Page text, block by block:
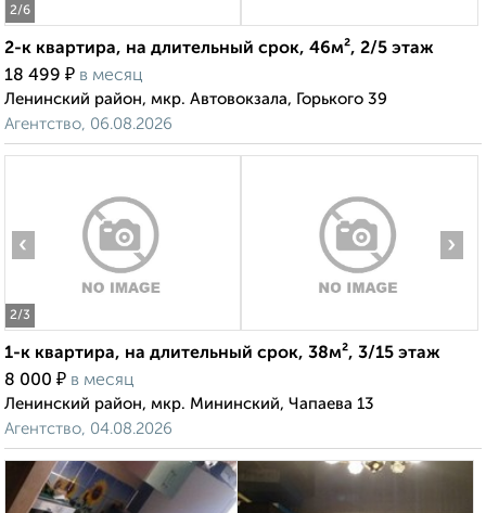
2/6
2-к квартира, на длительный срок, 46м², 2/5 этаж
18 499 ₽ в месяц
Ленинский район, мкр. Автовокзала, Горького 39
Агентство, 06.08.2026
2/3
‹ ›
1-к квартира, на длительный срок, 38м², 3/15 этаж
8 000 ₽ в месяц
Ленинский район, мкр. Мининский, Чапаева 13
Агентство, 04.08.2026